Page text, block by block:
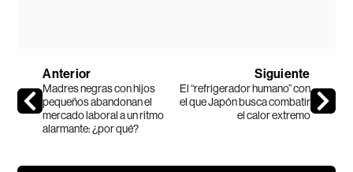
Anterior
Madres negras con hijos
pequeños abandonan el
mercado laboral a un ritmo
alarmante: ¿por qué?
Siguiente
El “refrigerador humano” con
el que Japón busca combatir
el calor extremo